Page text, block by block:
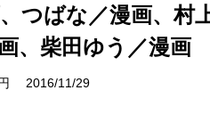
つばな／漫画、村
、柴田ゆう／漫画
2016/11/29